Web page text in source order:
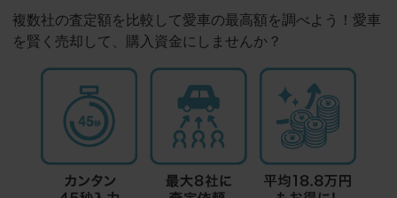
複数社の査定額を比較して愛車の最高額を調べよう！愛車
を賢く売却して、購入資金にしませんか？